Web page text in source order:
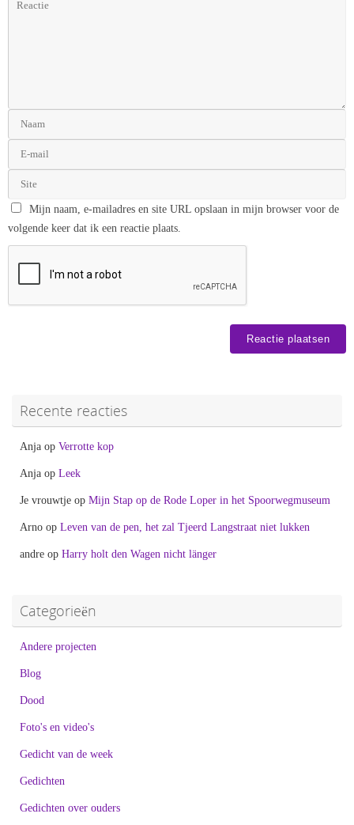
Mijn naam, e-mailadres en site URL opslaan in mijn browser voor de
volgende keer dat ik een reactie plaats.
Recente reacties
Anja op Verrotte kop
Anja op Leek
Je vrouwtje op Mijn Stap op de Rode Loper in het Spoorwegmuseum
Arno op Leven van de pen, het zal Tjeerd Langstraat niet lukken
andre op Harry holt den Wagen nicht länger
Categorieën
Andere projecten
Blog
Dood
Foto's en video's
Gedicht van de week
Gedichten
Gedichten over ouders